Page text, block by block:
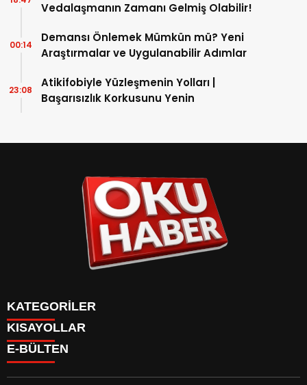
Vedalaşmanın Zamanı Gelmiş Olabilir!
Demansı Önlemek Mümkün mü? Yeni
Araştırmalar ve Uygulanabilir Adımlar
00:14
Atikifobiyle Yüzleşmenin Yolları |
Başarısızlık Korkusunu Yenin
23:08
KATEGORİLER
ANASAYFA
Gündem
KISAYOLLAR
ANASAYFA
Gündem
E-BÜLTEN